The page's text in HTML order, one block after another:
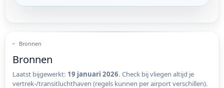
Bronnen
Bronnen
Laatst bijgewerkt: 19 januari 2026. Check bij vliegen altijd je
vertrek-/transitluchthaven (regels kunnen per airport verschillen).